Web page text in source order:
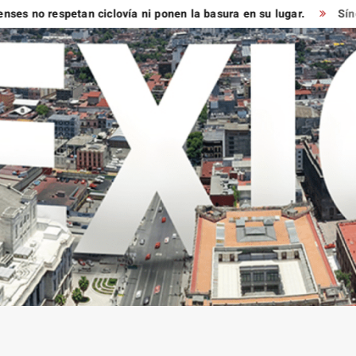
respetan ciclovía ni ponen la basura en su lugar. Síndico